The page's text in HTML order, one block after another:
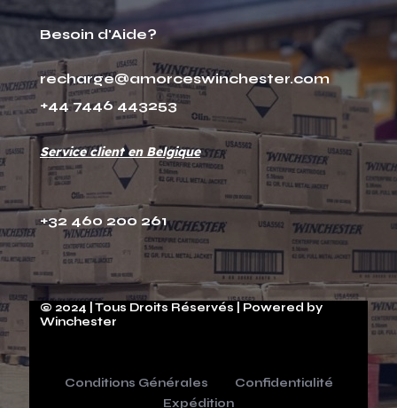
Besoin d'Aide?
recharge@amorceswinchester.com
+44 7446 443253
Service client en Belgique
+32 460 200 261
© 2024 | Tous Droits Réservés | Powered by
Winchester
Conditions Générales
Confidentialité
Expédition